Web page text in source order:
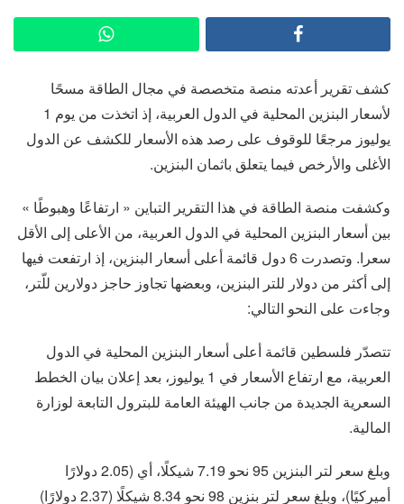
كشف تقرير أعدته منصة متخصصة في مجال الطاقة مسحًا
لأسعار البنزين المحلية في الدول العربية، إذ اتخذت من يوم 1
يوليوز مرجعًا للوقوف على رصد هذه الأسعار للكشف عن الدول
الأغلى والأرخص فيما يتعلق باثمان البنزين.
وكشفت منصة الطاقة في هذا التقرير التباين « ارتفاعًا وهبوطًا »
بين أسعار البنزين المحلية في الدول العربية، من الأعلى إلى الأقل
سعرا. وتصدرت 6 دول قائمة أعلى أسعار البنزين، إذ ارتفعت فيها
إلى أكثر من دولار للتر البنزين، وبعضها تجاوز حاجز دولارين للّتر،
وجاءت على النحو التالي:
تتصدّر فلسطين قائمة أعلى أسعار البنزين المحلية في الدول
العربية، مع ارتفاع الأسعار في 1 يوليوز، بعد إعلان بيان الخطط
السعرية الجديدة من جانب الهيئة العامة للبترول التابعة لوزارة
المالية.
وبلغ سعر لتر البنزين 95 نحو 7.19 شيكلًا، أي (2.05 دولارًا
أميركيًا)، وبلغ سعر لتر بنزين 98 نحو 8.34 شيكلًا (2.37 دولارًا)